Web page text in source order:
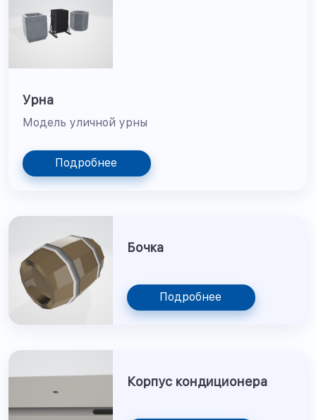
Урна
Модель уличной урны
Подробнее
Бочка
Подробнее
Корпус кондиционера